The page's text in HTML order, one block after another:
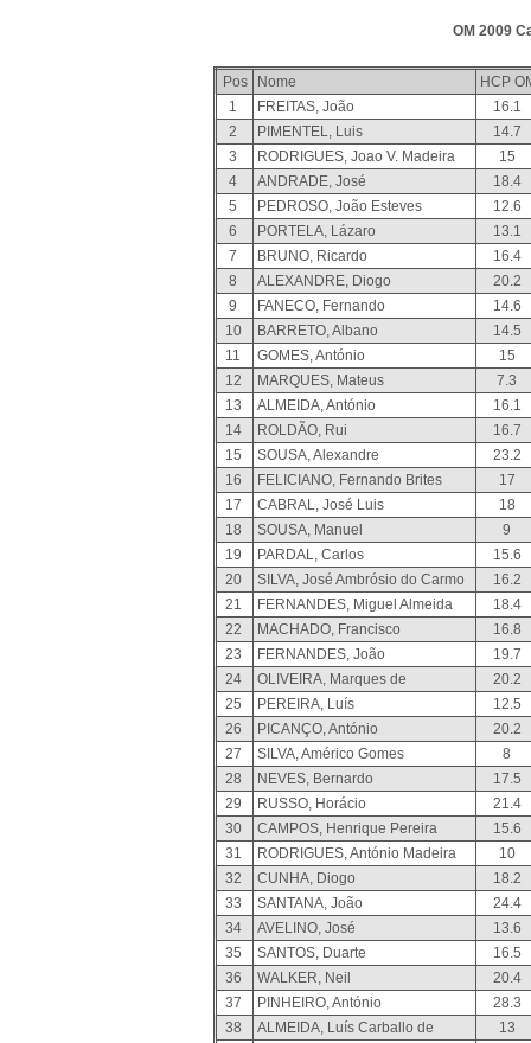
OM 2009
Pos Nome
HCP
1
FREITAS, João
16.1
2
PIMENTEL, Luis
14.7
3
RODRIGUES, Joao V. Madeira
15
4
ANDRADE, José
18.4
5
PEDROSO, João Esteves
12.6
6
PORTELA, Lázaro
13.1
7
BRUNO, Ricardo
16.4
8
ALEXANDRE, Diogo
20.2
9
FANECO, Fernando
14.6
10
BARRETO, Albano
14.5
11
GOMES, António
15
12
MARQUES, Mateus
7.3
13
ALMEIDA, António
16.1
14
ROLDÃO, Rui
16.7
15
SOUSA, Alexandre
23.2
16
FELICIANO, Fernando Brites
17
17
CABRAL, José Luis
18
18
SOUSA, Manuel
9
19
PARDAL, Carlos
15.6
20
SILVA, José Ambrósio do Carmo
16.2
21
FERNANDES, Miguel Almeida
18.4
22
MACHADO, Francisco
16.8
23
FERNANDES, João
19.7
24
OLIVEIRA, Marques de
20.2
25
PEREIRA, Luís
12.5
26
PICANÇO, António
20.2
27
SILVA, Américo Gomes
8
28
NEVES, Bernardo
17.5
29
RUSSO, Horácio
21.4
30
CAMPOS, Henrique Pereira
15.6
31
RODRIGUES, António Madeira
10
32
CUNHA, Diogo
18.2
33
SANTANA, João
24.4
34
AVELINO, José
13.6
35
SANTOS, Duarte
16.5
36
WALKER, Neil
20.4
37
PINHEIRO, António
28.3
38
ALMEIDA, Luís Carballo de
13